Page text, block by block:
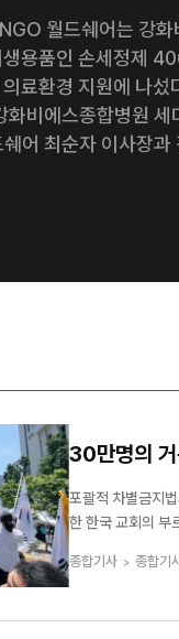
기탁
월드쉐어는 강화
생용품인 손세정제
료환경 지원에 나섰
비에스종합병원 세
어 최순자 이사장과
들의 감염 예방 및 위
한 다양한 사회공헌
을 주신 월드쉐어에
생 관리에 실질적인
”고 말했다. 한편 월
에서 그룹홈, 해외아
30만명의 거
포괄적 차별금지
한 한국 교회의 부르짖음이 수도
제12차 ‘거룩한방
로 일대에서 성대
종합기사 종합기